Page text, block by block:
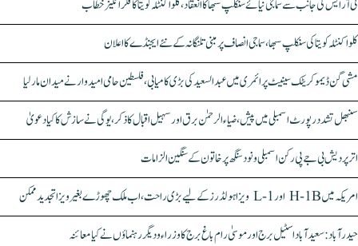
ٹی آر ایس کی جانب سے سماجی نیائے سنکلپ سبھا کا انعقاد، کلواکنٹلہ کویتا کا فکر انگیز خطاب
کلواکنٹلہ کویتا کی سنکلپ سبھا، سماجی انصاف پر مبنی تلنگانہ کے نئے ایجنڈے کا اعلان
مشی گن ڈیموکریٹک سینیٹ پرائمری میں عبدالسعید کی بڑی کامیابی، فلسطین حامی امیدوار نے میدان مار لیا
سنبھل تشدد رپورٹ اسمبلی میں پیش، ضیاء الرحمٰن برق اور سہیل اقبال کا ذکر، یوگی نے سازش کا کیا دعویٰ
اتر پردیش بی جے پی رکن اسمبلی ونود سنگھ پر خاتون کے سنگین الزامات
امریکہ میں H-1B اور L-1 ویزا ہولڈرز کے لیے بڑی راحت، اب ملک چھوڑے بغیر ویزا تجدید ممکن
حیدرآباد: سعیدآباد اسٹیل برج اور موسیٰ رام باغ برج کا وزراء و دیگر رہنماؤں نے کیا معائنہ